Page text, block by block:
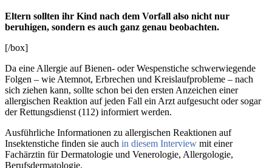
Eltern sollten ihr Kind nach dem Vorfall also nicht nur
beruhigen, sondern es auch ganz genau beobachten.
[/box]
Da eine Allergie auf Bienen- oder Wespenstiche schwerwiegende
Folgen – wie Atemnot, Erbrechen und Kreislaufprobleme – nach
sich ziehen kann, sollte schon bei den ersten Anzeichen einer
allergischen Reaktion auf jeden Fall ein Arzt aufgesucht oder sogar
der Rettungsdienst (112) informiert werden.
Ausführliche Informationen zu allergischen Reaktionen auf
Insektenstiche finden sie auch in diesem Interview mit einer
Fachärztin für Dermatologie und Venerologie, Allergologie,
Berufsdermatologie.